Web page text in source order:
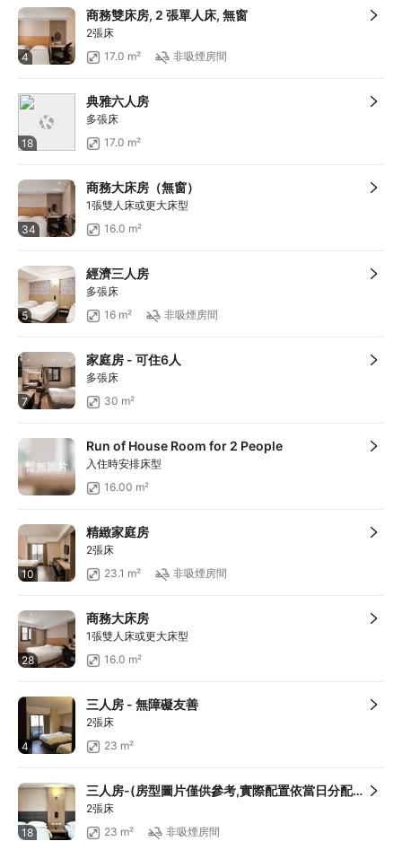
滿HKD1,000享減HKD100
4
商務雙床房, 2 張單人床, 無窗
2張床
17.0 m²
非吸煙房間
18
典雅六人房
多張床
17.0 m²
34
商務大床房（無窗）
1張雙人床或更大床型
16.0 m²
5
經濟三人房
多張床
16 m²
非吸煙房間
7
家庭房 - 可住6人
多張床
30 m²
暫無圖片
Run of House Room for 2 People
入住時安排床型
16.00 m²
10
精緻家庭房
2張床
23.1 m²
非吸煙房間
28
商務大床房
1張雙人床或更大床型
16.0 m²
4
三人房 - 無障礙友善
2張床
23 m²
18
三人房-(房型圖片僅供參考,實際配置依當日分配為準)
2張床
23 m²
非吸煙房間